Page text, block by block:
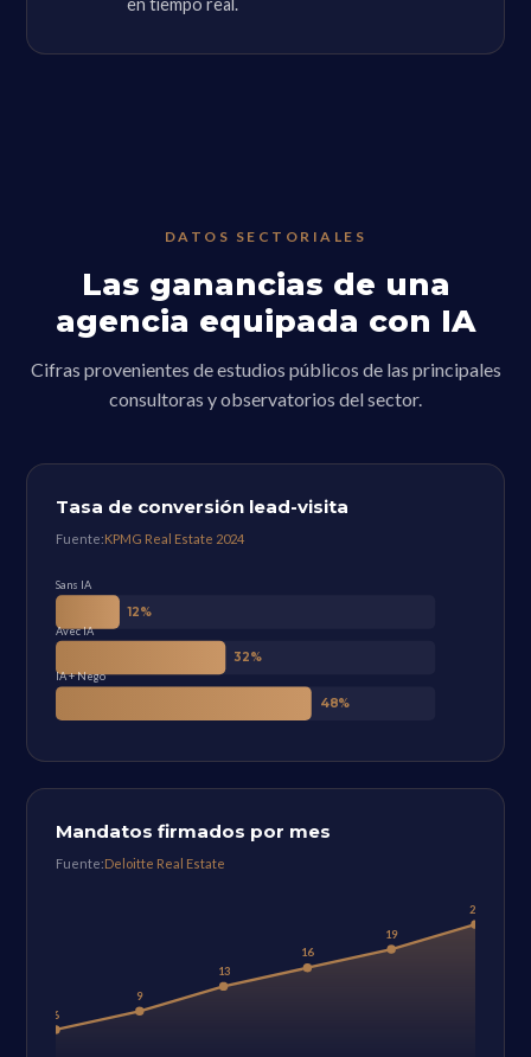
en tiempo real.
DATOS SECTORIALES
Las ganancias de una
agencia equipada con IA
Cifras provenientes de estudios públicos de las principales
consultoras y observatorios del sector.
Tasa de conversión lead-visita
Fuente:KPMG Real Estate 2024
Sans IA
12%
Avec IA
32%
IA + Nego
48%
Mandatos firmados por mes
Fuente:Deloitte Real Estate
6
9
13
16
19
23